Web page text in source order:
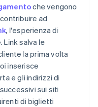
che vengono
ad
, l'esperienza di
salva le
la prima volta
inserisce
e gli indirizzi di
sui siti
di biglietti